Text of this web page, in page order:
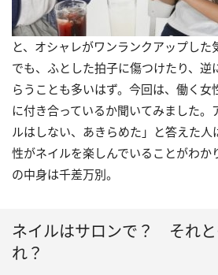
と、オシャレがワンランクアップした
でも、ふとした拍子に傷つけたり、逆
らうことも多いはず。今回は、働く女
に付き合っているか聞いてみました。
ルはしない、あきらめた」と答えた
性がネイルを楽しんでいることがわか
の中身は千差万別。
ネイルはサロンで？ それ
れ？